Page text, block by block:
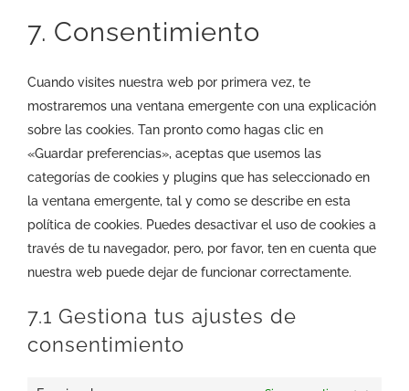
7. Consentimiento
Cuando visites nuestra web por primera vez, te
mostraremos una ventana emergente con una explicación
sobre las cookies. Tan pronto como hagas clic en
«Guardar preferencias», aceptas que usemos las
categorías de cookies y plugins que has seleccionado en
la ventana emergente, tal y como se describe en esta
política de cookies. Puedes desactivar el uso de cookies a
través de tu navegador, pero, por favor, ten en cuenta que
nuestra web puede dejar de funcionar correctamente.
7.1 Gestiona tus ajustes de
consentimiento